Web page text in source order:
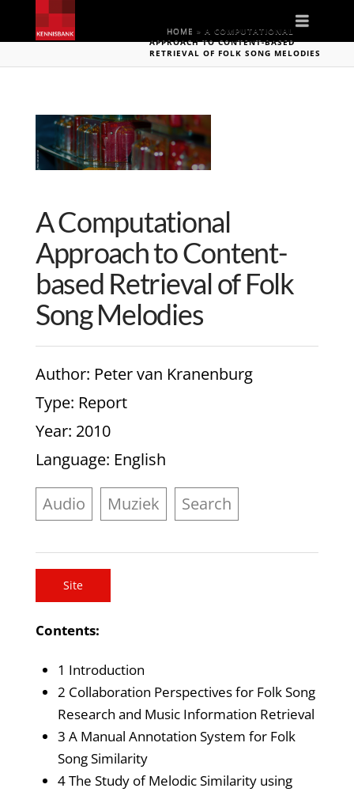
HOME » A COMPUTATIONAL
APPROACH TO CONTENT-BASED
RETRIEVAL OF FOLK SONG MELODIES
A Computational
Approach to Content-
based Retrieval of Folk
Song Melodies
Author: Peter van Kranenburg
Type: Report
Year: 2010
Language: English
Audio Muziek Search
Site
Contents:
1 Introduction
2 Collaboration Perspectives for Folk Song
Research and Music Information Retrieval
3 A Manual Annotation System for Folk
Song Similarity
4 The Study of Melodic Similarity using